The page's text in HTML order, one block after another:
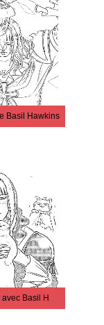
Basil Hawkins
Amusement avec Basil Hawkins